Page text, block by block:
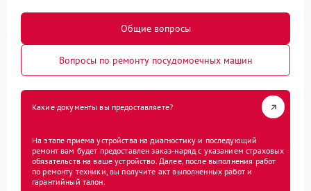
Общие вопросы
Вопросы по ремонту посудомоечных машин
Какие документы вы предоставляете?
На этапе приема устройства на диагностику и последующий
ремонт вам будет предоставлен заказ-наряд с указанием страховых
обязательств на ваше устройство. Далее, после выполнения работ
по ремонту техники, вы получите акт выполненных работ и
гарантийный талон.